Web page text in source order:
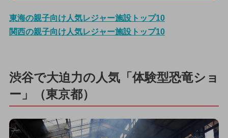
東海の親子向け人気レジャー施設トップ10
関西の親子向け人気レジャー施設トップ10
渋谷で大迫力の人気「体験型恐竜ショ
ー」（東京都）